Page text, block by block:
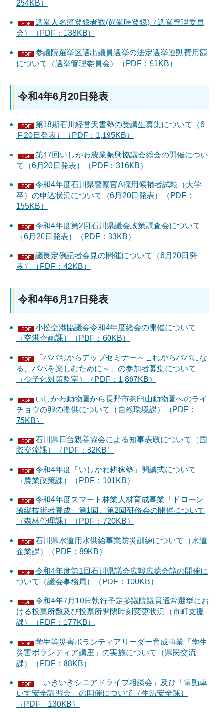
254KB）
選挙人名簿登録者数(選挙時登録)（選挙管理委員
会）（PDF：138KB）
参議院選挙区選出議員選挙の法定選挙運動費用額
について（選挙管理委員会）（PDF：91KB）
令和4年6月20日発表
第18期石川経営天書塾の受講生募集について（6
月20日発表）（PDF：1,195KB）
第47回いしかわ農業振興協議会総会の開催につい
て（6月20日発表）（PDF：316KB）
令和4年度石川県警察官A採用候補者試験（大学
卒）の申込状況について（6月20日発表）（PDF：
155KB）
令和4年度第2回石川県議会政策調査会について
（6月20日発表）（PDF：83KB）
議長定例記者会見の開催について（6月20日発
表）（PDF：42KB）
令和4年6月17日発表
小松空港協議会令和4年度総会の開催について
（空港企画課）（PDF：60KB）
「パパぢからアップセミナー～これからパパにな
る、パパを楽しむために～」の参加者募集について
（少子化対策監室）（PDF：1,867KB）
いしかわ動物園から長野市茶臼山動物園へのライ
チョウの卵の提供について（自然環境課）（PDF：
75KB）
石川県日台親善協会による知事表敬について（国
際交流課）（PDF：82KB）
令和4年度「いしかわ耕稼塾」開講式について
（農業政策課）（PDF：101KB）
令和4年度スマート林業人材育成事業「ドローン
操縦技術者養成」第1回、第2回研修会の開催について
（森林管理課）（PDF：720KB）
石川県水道用水供給事業防災訓練について（水道
企業課）（PDF：89KB）
令和4年度第1回石川県議会広報広聴会議の開催に
ついて（議会事務局）（PDF：100KB）
令和4年7月10日執行予定参議院議員通常選挙にお
ける投票所数及び投票所開閉時刻変更状況（市町支援
課）（PDF：177KB）
学生等災害ボランティアリーダー育成事業「学生
災害ボランティア講座」の実施について（県民交流
課）（PDF：88KB）
「いきいきシニアドライブ相談会」及び「電動車
いす安全講習会」の開催について（生活安全課）
（PDF：130KB）